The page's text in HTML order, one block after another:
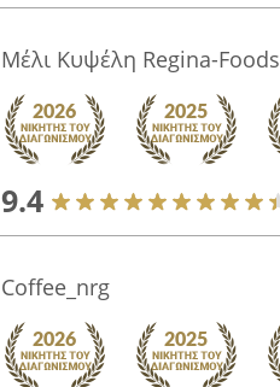
Μέλι Κυψέλη Regina-Foods
9.4
Coffee_nrg